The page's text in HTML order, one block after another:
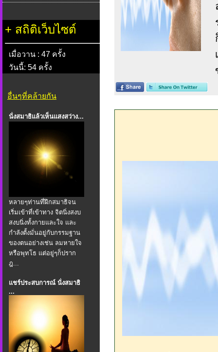
+ สถิติเว็บไซต์
เมื่อวาน : 47 ครั้ง
วันนี้: 54 ครั้ง
อื่นๆที่คล้ายกัน
นั่งสมาธิแล้วเห็นแสงสว่าง...
หลายๆท่านที่ฝึกสมาธิจน
เริ่มเข้าที่เข้าทาง จิตนิ่งสงบ
สงบนิ่งทั้งกายและใจ และ
กำลังตั้งมั่นอยู่กับกรรมฐาน
ของตนอย่างเช่น ลมหายใจ
หรือพุทโธ แต่อยู่ๆก็ปราก
ฎ...
แชร์ประสบการณ์ นั่งสมาธิ
...